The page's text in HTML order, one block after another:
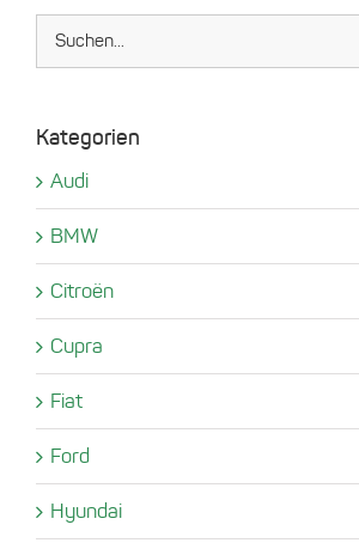
Kategorien
Audi
BMW
Citroën
Cupra
Fiat
Ford
Hyundai